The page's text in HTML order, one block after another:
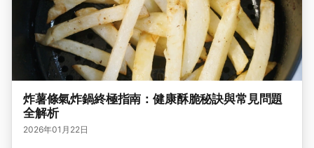
炸薯條氣炸鍋終極指南：健康酥脆秘訣與常見問題
全解析
2026年01月22日